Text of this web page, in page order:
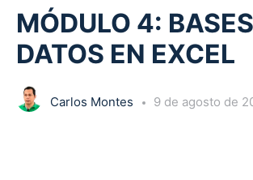
MÓDULO 4:
DATOS EN EXCEL
Carlos Montes 9 de agosto de